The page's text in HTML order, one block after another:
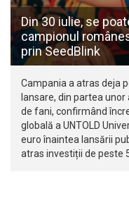
Din 30 iulie, se
campionul
prin SeedBlink
Campania a atras deja
lansare, din partea
de fani, confirmând
globală a UNTOLD
euro înaintea lansării
atras investiții de peste